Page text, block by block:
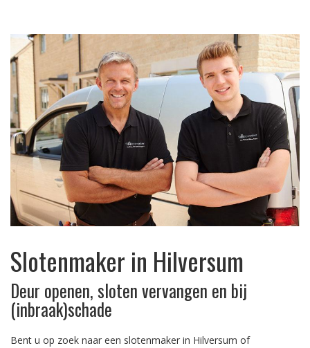
Slotenmaker in Hilversum
Deur openen, sloten vervangen en bij
(inbraak)schade
Bent u op zoek naar een slotenmaker in Hilversum of